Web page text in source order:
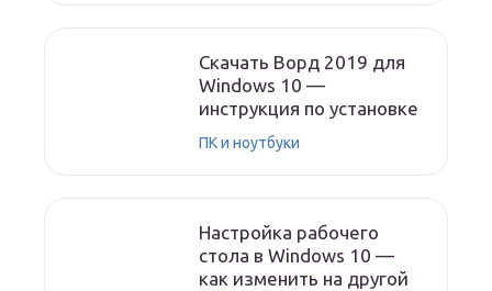
Скачать Ворд 2019 для
Windows 10 —
инструкция по установке
ПК и ноутбуки
Настройка рабочего
стола в Windows 10 —
как изменить на другой